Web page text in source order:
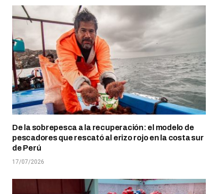
De la sobrepesca a la recuperación: el modelo de
pescadores que rescató al erizo rojo en la costa sur
de Perú
17/07/2026